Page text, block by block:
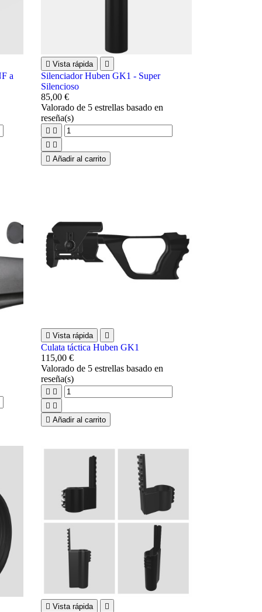
a
 Vista rápida 
Silenciador Huben GK1 - Super
Silencioso
85,00 €
Valorado de 5 estrellas basado en
reseña(s)
 
 
 Añadir al carrito
 Vista rápida 
Culata táctica Huben GK1
115,00 €
Valorado de 5 estrellas basado en
reseña(s)
 
 
 Añadir al carrito
 Vista rápida 